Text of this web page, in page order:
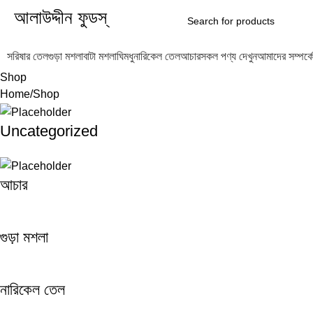
আলাউদ্দীন ফুডস্
সরিষার তেলগুড়া মশলাবাটা মশলাঘিমধুনারিকেল তেলআচারসকল পণ্য দেখুনআমাদের সম্পর্কে
Shop
Home Shop
Uncategorized
আচার
গুড়া মশলা
নারিকেল তেল